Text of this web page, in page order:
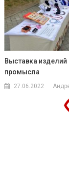
Выставка
промысла
27.06.2022